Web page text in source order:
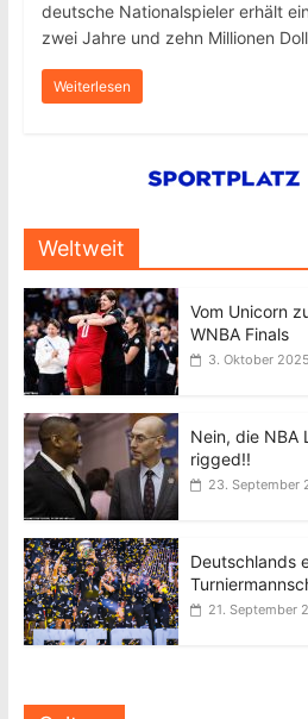
deutsche Nationalspieler erhält
zwei Jahre und zehn Millionen
Weiterlesen
Weltweit
Vom Unicorn
WNBA Finals
3. Oktober 2025
Nein, die NBA
rigged!!
23. September
Deutschlands
21. September